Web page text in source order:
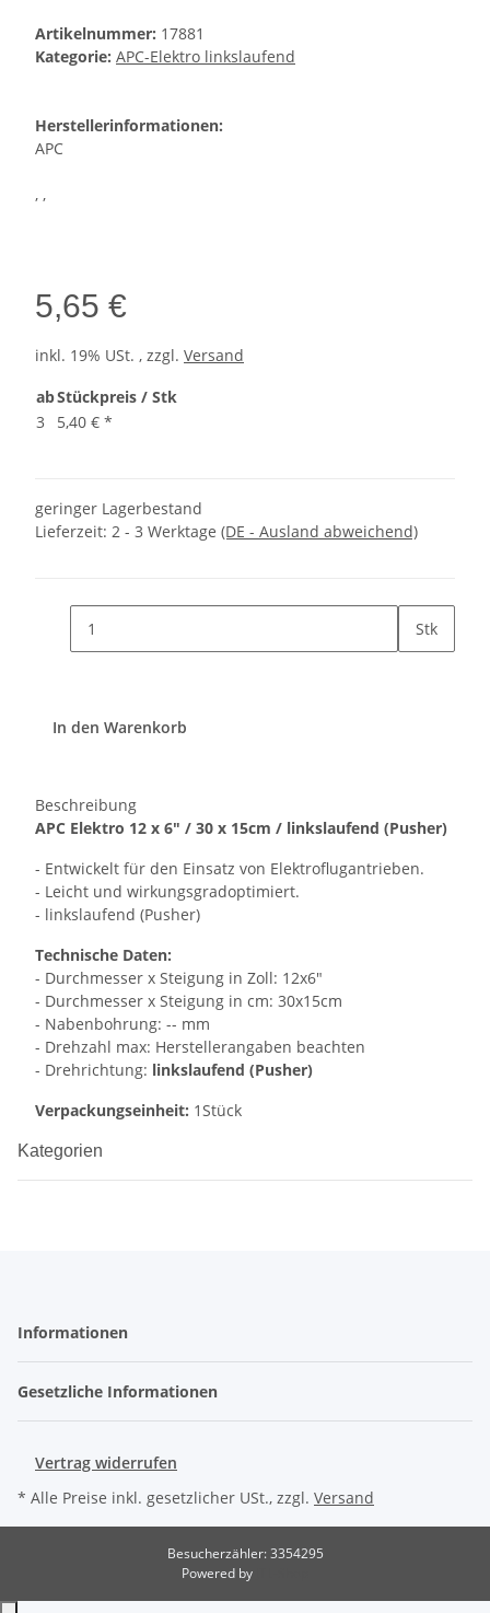
Artikelnummer: 17881
Kategorie: APC-Elektro linkslaufend
Herstellerinformationen:
APC
, ,
5,65 €
inkl. 19% USt. , zzgl. Versand
abStückpreis / Stk
3
5,40 € *
geringer Lagerbestand
Lieferzeit: 2 - 3 Werktage (DE - Ausland abweichend)
Stk
In den Warenkorb
Beschreibung
APC Elektro 12 x 6" / 30 x 15cm / linkslaufend (Pusher)
- Entwickelt für den Einsatz von Elektroflugantrieben.
- Leicht und wirkungsgradoptimiert.
- linkslaufend (Pusher)
Technische Daten:
- Durchmesser x Steigung in Zoll: 12x6"
- Durchmesser x Steigung in cm: 30x15cm
- Nabenbohrung: -- mm
- Drehzahl max: Herstellerangaben beachten
- Drehrichtung: linkslaufend (Pusher)
Verpackungseinheit: 1Stück
Kategorien
Informationen
Gesetzliche Informationen
Vertrag widerrufen
* Alle Preise inkl. gesetzlicher USt., zzgl. Versand
Besucherzähler: 3354295
Powered by